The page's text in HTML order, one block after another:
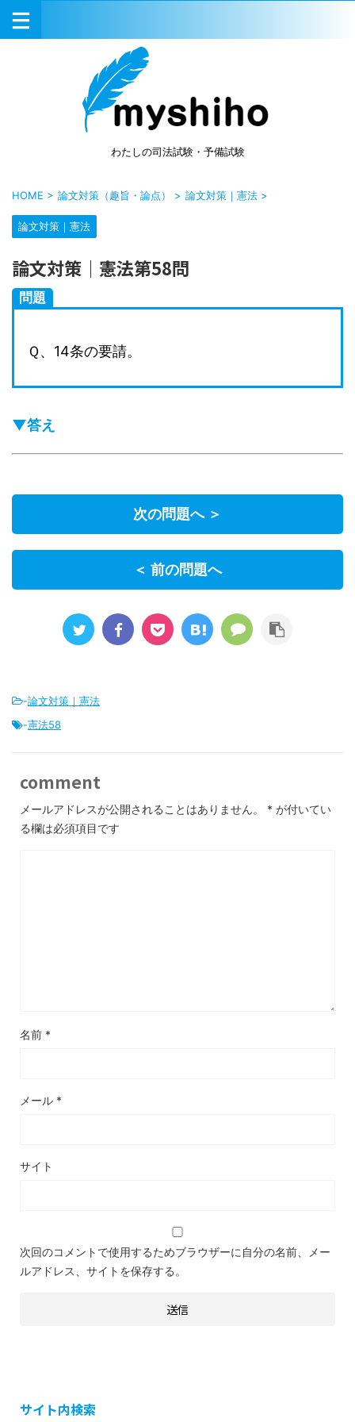
わたしの司法試験・予備試験
HOME > 論文対策（趣旨・論点） > 論文対策｜憲法 >
論文対策｜憲法
論文対策｜憲法第58問
問題
Ｑ、14条の要請。
▼答え
次の問題へ ＞
＜ 前の問題へ
-論文対策｜憲法
-憲法58
comment
メールアドレスが公開されることはありません。 * が付いてい
る欄は必須項目です
名前 *
メール *
サイト
次回のコメントで使用するためブラウザーに自分の名前、メー
ルアドレス、サイトを保存する。
サイト内検索